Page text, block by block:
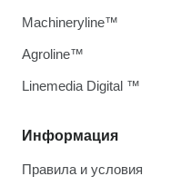
Информация
Правила и условия
Machineryline™
Agroline™
Linemedia Digital ™